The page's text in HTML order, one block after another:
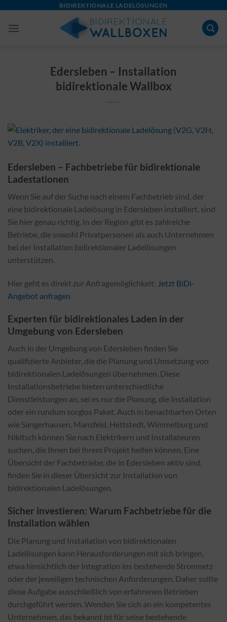
content
BIDIREKTIONALE LADELÖSUNGEN
Edersleben – Installation
bidirektionale Wallbox
Edersleben – Fachbetriebe für bidirektionale
Ladestationen
Wenn Sie auf der Suche nach einem Fachbetrieb sind, der
eine bidirektionale Ladelösung in Edersleben installiert, sind
Sie hier genau richtig. In der Region gibt es zahlreiche
Betriebe, die sowohl Privatpersonen als auch Unternehmen
bei der Installation bidirektionaler Ladelösungen
unterstützen.
Hier geht es direkt zur Anfragemöglichkeit: Jetzt BiDi-
Angebot anfragen
Experten für bidirektionales Laden in der
Umgebung von Edersleben
Auch in der Umgebung von Edersleben finden Sie
qualifizierte Anbieter, die die Planung und Umsetzung von
bidirektionalen Ladelösungen übernehmen. Diese
Installationsbetriebe bieten unterschiedliche
Dienstleistungen an, sei es nur die Planung, die Installation
oder ein rundum sorglos Paket. Auch in benachbarten Orten
wie Sangerhausen, Mansfeld, Hettstedt, Wimmelburg und
Nikitsch können Sie nach Elektrikern und Installateuren
suchen, die Ihnen bei Ihrem Projekt helfen können. Eine
Übersicht der Fachbetriebe, die in Edersleben aktiv sind,
finden Sie in dieser Übersicht zur Installation von
bidirektionalen Ladelösungen.
Sicher investieren: Warum Fachbetriebe für die
Installation wählen
Die Planung und Installation von bidirektionalen
Ladelösungen kann Herausforderungen mit sich bringen,
etwa hinsichtlich der Integration ins bestehende Stromnetz
oder der jeweiligen technischen Anforderungen. Daher sollte
diese Aufgabe ausschließlich von erfahrenen Betrieben
durchgeführt werden. Wenden Sie sich an ein kompetentes
Unternehmen, das bekannt ist für seine bestehende